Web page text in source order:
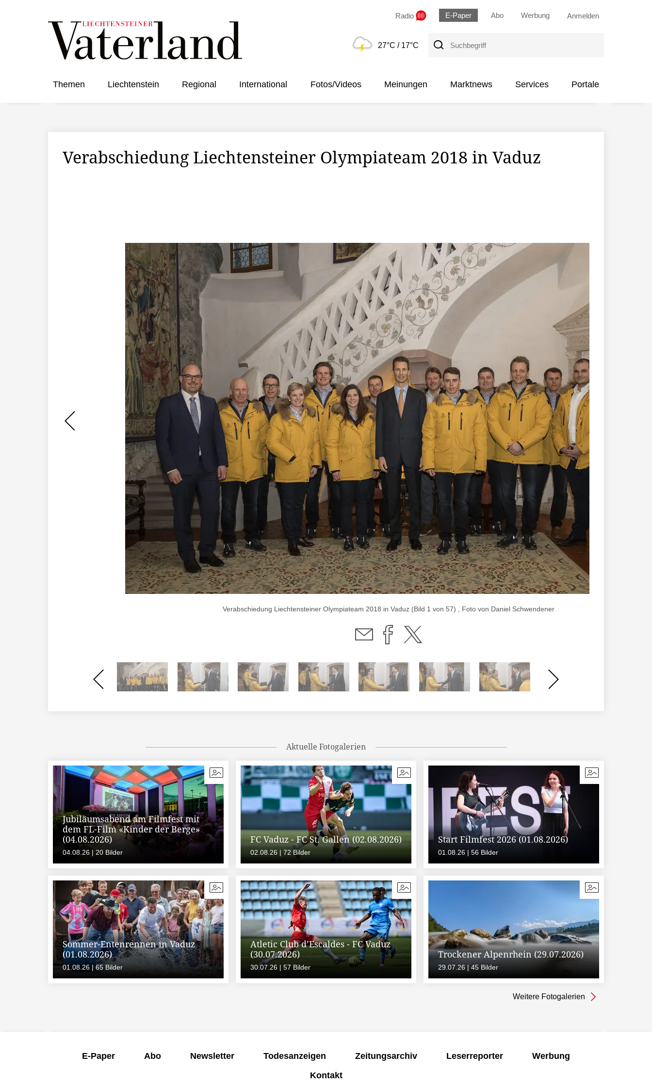
Radio E-Paper Abo Werbung Anmelden
27°C / 17°C
Suchbegriff
Themen Liechtenstein Regional International Fotos/Videos Meinungen Marktnews Services Portale
Verabschiedung Liechtensteiner Olympiateam 2018 in Vaduz
Verabschiedung Liechtensteiner Olympiateam 2018 in Vaduz (Bild 1 von 57) , Foto von Daniel Schwendener
Aktuelle Fotogalerien
Jubiläumsabend am Filmfest mit
dem FL-Film «Kinder der Berge»
(04.08.2026)
04.08.26 | 20 Bilder
FC Vaduz - FC St. Gallen (02.08.2026)
02.08.26 | 72 Bilder
Start Filmfest 2026 (01.08.2026)
01.08.26 | 56 Bilder
Sommer-Entenrennen in Vaduz
(01.08.2026)
01.08.26 | 65 Bilder
Atletic Club d’Escaldes - FC Vaduz
(30.07.2026)
30.07.26 | 57 Bilder
Trockener Alpenrhein (29.07.2026)
29.07.26 | 45 Bilder
Weitere Fotogalerien
E-Paper Abo Newsletter Todesanzeigen Zeitungsarchiv Leserreporter
Werbung
Kontakt